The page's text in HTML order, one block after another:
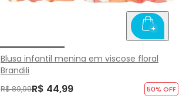
Blusa infantil menina em viscose floral
Brandili
R$ 89,99R$ 44,99 50% OFF